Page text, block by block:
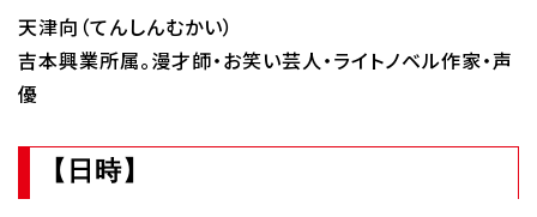
業界ナビ
Q&A・お問い合わせ
天津向（てんしんむかい）
吉本興業所属。漫才師・お笑い芸人・ライトノベル作家・声
優
【日時】